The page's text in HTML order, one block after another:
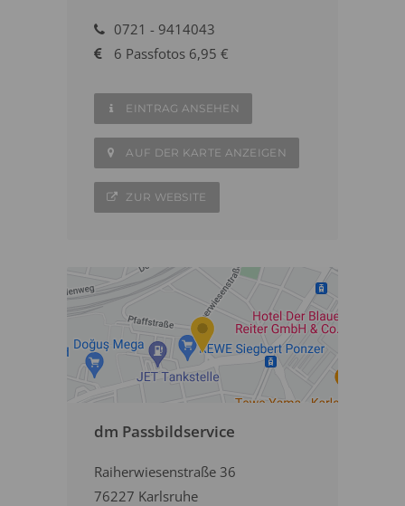
0721 - 9414043
6 Passfotos 6,95 €
EINTRAG ANSEHEN
AUF DER KARTE ANZEIGEN
ZUR WEBSITE
dm Passbildservice
Raiherwiesenstraße 36
76227 Karlsruhe